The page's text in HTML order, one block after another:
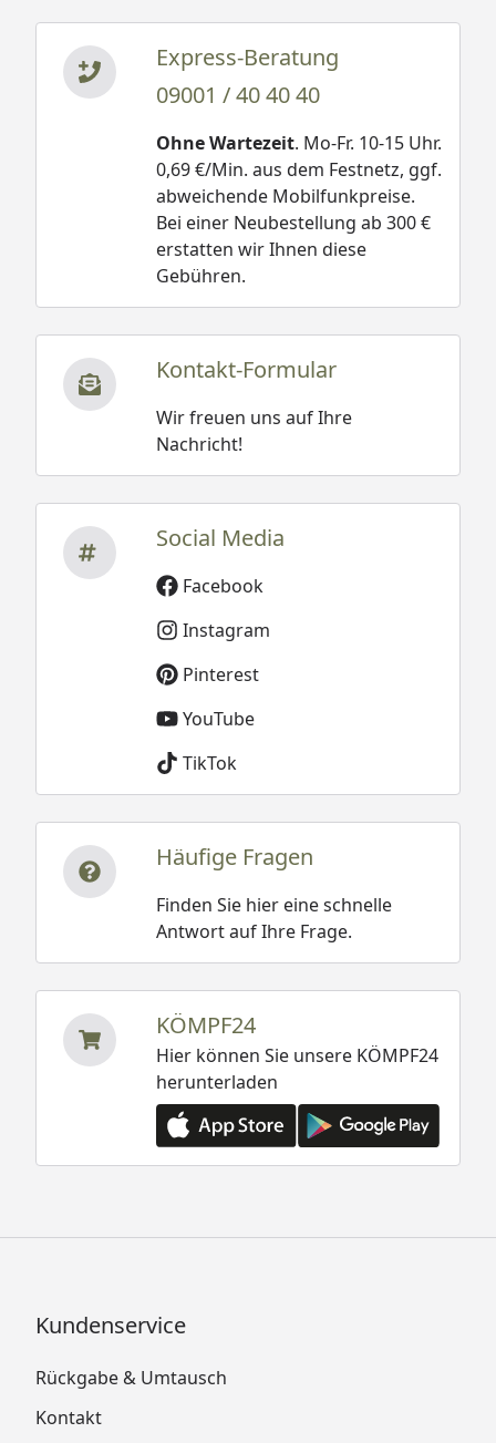
Express-Beratung
09001 / 40 40 40
Ohne Wartezeit. Mo-Fr. 10-15 Uhr.
0,69 €/Min. aus dem Festnetz, ggf.
abweichende Mobilfunkpreise.
Bei einer Neubestellung ab 300 €
erstatten wir Ihnen diese
Gebühren.
Kontakt-Formular
Wir freuen uns auf Ihre
Nachricht!
Social Media
Facebook
Instagram
Pinterest
YouTube
TikTok
Häufige Fragen
Finden Sie hier eine schnelle
Antwort auf Ihre Frage.
KÖMPF24
Hier können Sie unsere KÖMPF24
herunterladen
Kundenservice
Rückgabe & Umtausch
Kontakt